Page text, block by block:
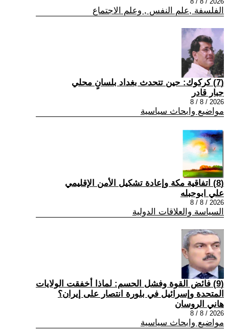
الفلسفة ,علم النفس , وعلم الاجتماع
(7) كركوك: حين تتحدث بغداد بلسانٍ محلي
جبار قادر
2026 / 8 / 8
مواضيع وابحاث سياسية
(8) اتفاقية مكة وإعادة تشكيل الأمن الإقليمي
علي ابوحبله
2026 / 8 / 8
السياسة والعلاقات الدولية
(9) فائض القوة وفشل الحسم: لماذا أخفقت الولايات
المتحدة وإسرائيل في بلورة انتصار على إيران؟
هاني الروسان
2026 / 8 / 8
مواضيع وابحاث سياسية